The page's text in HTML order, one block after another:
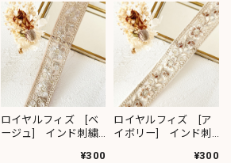
ロイヤルフィズ [ベ
ージュ] インド刺繍
¥300
ロイヤルフィズ [ア
イボリー] インド刺
¥300